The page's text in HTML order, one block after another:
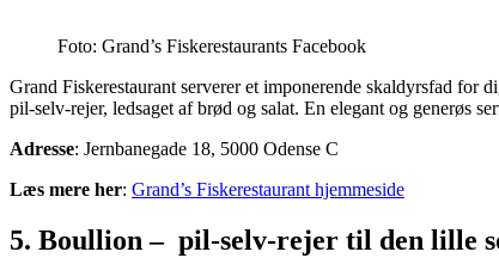
Foto: Grand’s Fiskerestaurants Facebook
Grand Fiskerestaurant serverer et imponerende skaldyrsfad for
pil‑selv‑rejer, ledsaget af brød og salat. En elegant og generøs
Adresse: Jernbanegade 18, 5000 Odense C
Læs mere her: Grand’s Fiskerestaurant hjemmeside
5. Boullion – pil-selv-rejer til den lille